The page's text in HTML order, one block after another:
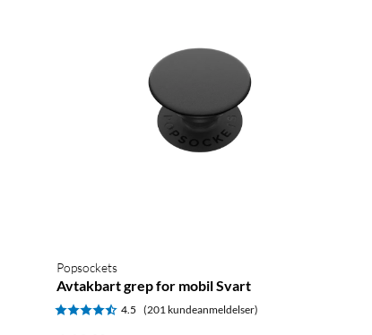
Popsockets
Avtakbart grep for mobil Svart
4.5 (201 kundeanmeldelser)